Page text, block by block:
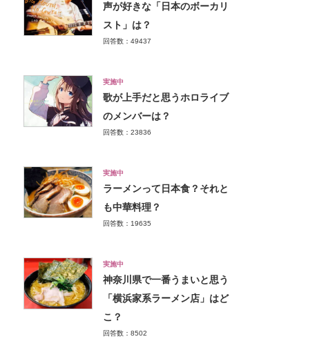
声が好きな「日本のボーカリ
スト」は？
回答数：49437
実施中
歌が上手だと思うホロライブ
のメンバーは？
回答数：23836
実施中
ラーメンって日本食？それと
も中華料理？
回答数：19635
実施中
神奈川県で一番うまいと思う
「横浜家系ラーメン店」はど
こ？
回答数：8502